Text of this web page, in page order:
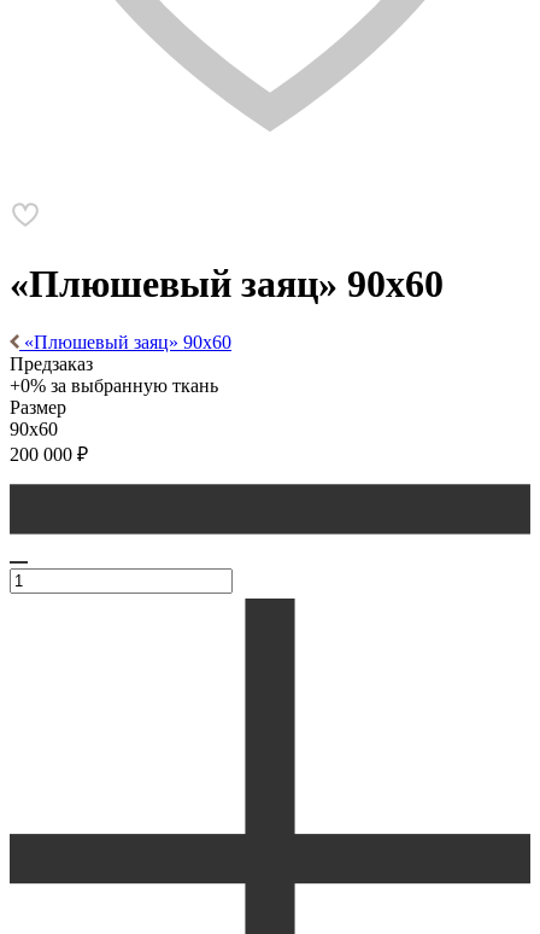
«Плюшевый заяц» 90х60
«Плюшевый заяц» 90х60
Предзаказ
+0% за выбранную ткань
Размер
90х60
200 000 ₽